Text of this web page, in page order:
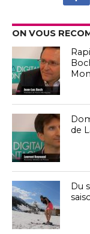
ON VOUS
de
Du